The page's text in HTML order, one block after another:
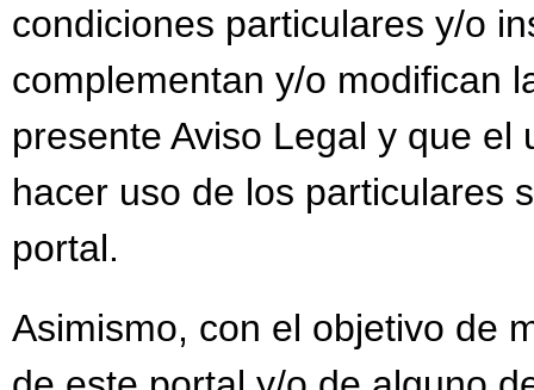
PROGRAMACIÓN
PROGRAMACIÓN
PROGRAMACIÓN
condiciones particulares y/o
complementan y/o modifican
presente Aviso Legal y que
hacer uso de los particulares
portal.
Asimismo, con el objetivo de